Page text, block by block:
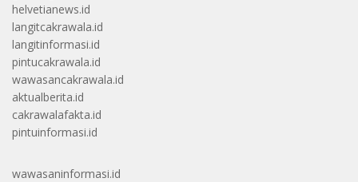
helvetianews.id
langitcakrawala.id
langitinformasi.id
pintucakrawala.id
wawasancakrawala.id
aktualberita.id
cakrawalafakta.id
pintuinformasi.id
wawasaninformasi.id